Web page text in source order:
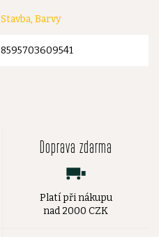
Stavba, Barvy
8595703609541
Doprava zdarma
Platí při nákupu
nad 2000 CZK